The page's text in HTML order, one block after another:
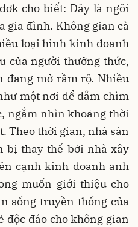
cho biết: Đây là ngôi
gia đình. Không gian cà
loại hình kinh doanh
của người thưởng thức,
đang mở rầm rộ. Nhiều
một nơi để đắm chìm
ngắm nhìn khoảng thời
Theo thời gian, nhà sàn
bị thay thế bởi nhà xây
cạnh kinh doanh anh
muốn giới thiệu cho
sống truyền thống của
độc đáo cho không gian